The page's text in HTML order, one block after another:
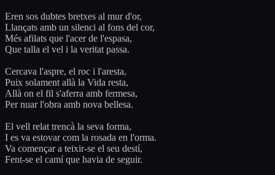
Eren sos dubtes bretxes al mur d'or,
Llançats amb un silenci al fons del cor,
Més afilats que l'acer de l'espasa,
Que talla el vel i la veritat passa.
Cercava l'aspre, el roc i l'aresta,
Puix solament allà la Vida resta,
Allà on el fil s'aferra amb fermesa,
Per nuar l'obra amb nova bellesa.
El vell relat trencà la seva forma,
I es va estovar com la rosada en l'orma.
Va començar a teixir-se el seu destí,
Fent-se el camí que havia de seguir.